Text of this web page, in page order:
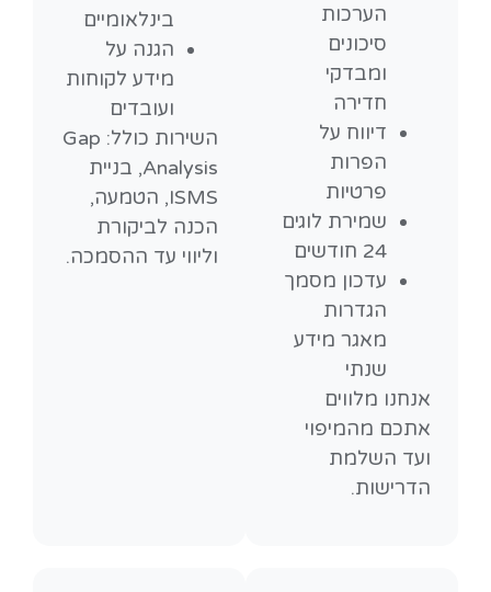
הערכות
סיכונים
ומבדקי
חדירה
דיווח על
הפרות
פרטיות
שמירת לוגים
24 חודשים
עדכון מסמך
הגדרות
מאגר מידע
שנתי
אנחנו מלווים
אתכם מהמיפוי
ועד השלמת
הדרישות.
בינלאומיים
הגנה על
מידע לקוחות
ועובדים
השירות כולל: Gap
Analysis, בניית
ISMS, הטמעה,
הכנה לביקורת
וליווי עד ההסמכה.